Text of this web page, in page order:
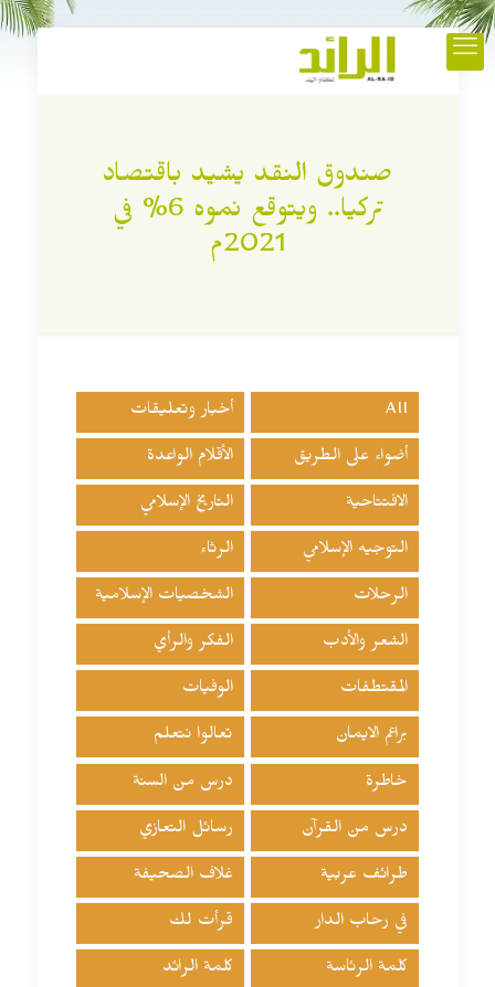
صندوق النقد يشيد باقتصاد
تركيا.. ويتوقع نموه 6% في
2021م
All أخبار وتعليقات
أضواء على الطريق الأقلام الواعدة
الافتتاحية التاريخ الإسلامي
التوجيه الإسلامي الرثاء
الرحلات الشخصيات الإسلامية
الشعر والأدب الفكر والرأي
المقتطفات الوفيات
براعم الايمان تعالوا نتعلم
خاطرة درس من السنة
درس من القرآن رسائل التعازي
طرائف عربية غلاف الصحيفة
في رحاب الدار قرأت لك
كلمة الرئاسة كلمة الرائد